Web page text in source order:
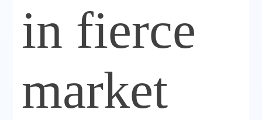
in fierce
market